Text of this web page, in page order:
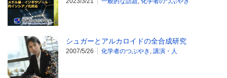
シュガーとアルカロイドの全合成研究
2007/5/26 化学者のつぶやき 講演・人